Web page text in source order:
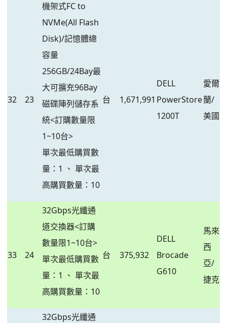
32 23
機架式FC to
NVMe(All Flash
Disk)/記憶體總
容量
256GB/24Bay最
大可擴充96Bay
磁碟陣列儲存系
統<訂購數量限
1~10台>
單次最低購買數
量：1 、 單次最
高購買數量：10
台 1,671,991
DELL
PowerStore
1200T
愛爾
蘭/
美國
33 24
32Gbps光纖通
道交換器<訂購
數量限1~10台>
單次最低購買數
量：1 、 單次最
高購買數量：10
台 375,932
DELL
Brocade
G610
馬來
西
亞/
捷克
32Gbps光纖通